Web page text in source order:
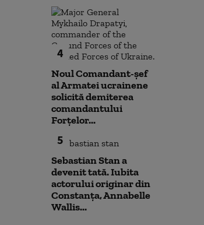
4
Noul Comandant-șef
al Armatei ucrainene
solicită demiterea
comandantului
Forțelor...
5
Sebastian Stan a
devenit tată. Iubita
actorului originar din
Constanța, Annabelle
Wallis...